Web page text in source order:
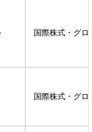
国際株式・グロ
国際株式・グロ